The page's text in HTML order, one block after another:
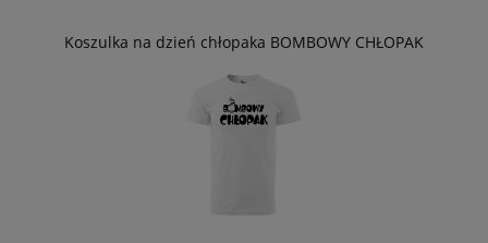
Koszulka na dzień chłopaka BOMBOWY CHŁOPAK